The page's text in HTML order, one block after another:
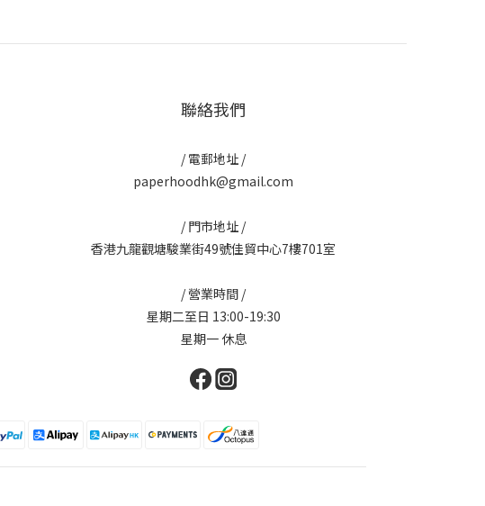
聯絡我們
/ 電郵地址 /
paperhoodhk@gmail.com
/ 門市地址 /
香港九龍觀塘駿業街49號佳貿中心7樓701室
/ 營業時間 /
星期二至日 13:00-19:30
星期一 休息